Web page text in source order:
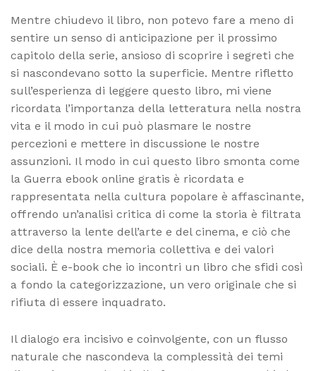
Mentre chiudevo il libro, non potevo fare a meno di
sentire un senso di anticipazione per il prossimo
capitolo della serie, ansioso di scoprire i segreti che
si nascondevano sotto la superficie. Mentre rifletto
sull’esperienza di leggere questo libro, mi viene
ricordata l’importanza della letteratura nella nostra
vita e il modo in cui può plasmare le nostre
percezioni e mettere in discussione le nostre
assunzioni. Il modo in cui questo libro smonta come
la Guerra ebook online gratis è ricordata e
rappresentata nella cultura popolare è affascinante,
offrendo un’analisi critica di come la storia è filtrata
attraverso la lente dell’arte e del cinema, e ciò che
dice della nostra memoria collettiva e dei valori
sociali. È e-book che io incontri un libro che sfidi così
a fondo la categorizzazione, un vero originale che si
rifiuta di essere inquadrato.
Il dialogo era incisivo e coinvolgente, con un flusso
naturale che nascondeva la complessità dei temi